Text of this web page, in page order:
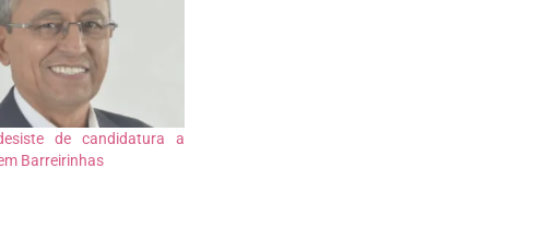
de candidatura a
Barreirinhas